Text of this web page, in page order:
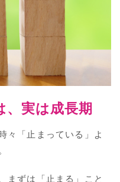
、実は成長期
々「止まっている」よ
まずは「止まる」こと